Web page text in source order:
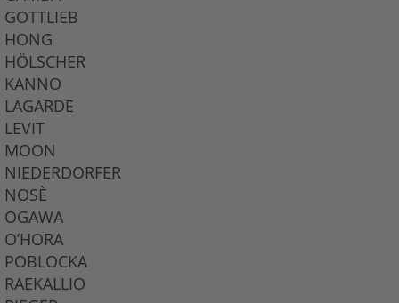
GOTTLIEB
HONG
HÖLSCHER
KANNO
LAGARDE
LEVIT
MOON
NIEDERDORFER
NOSÈ
OGAWA
O’HORA
POBLOCKA
RAEKALLIO